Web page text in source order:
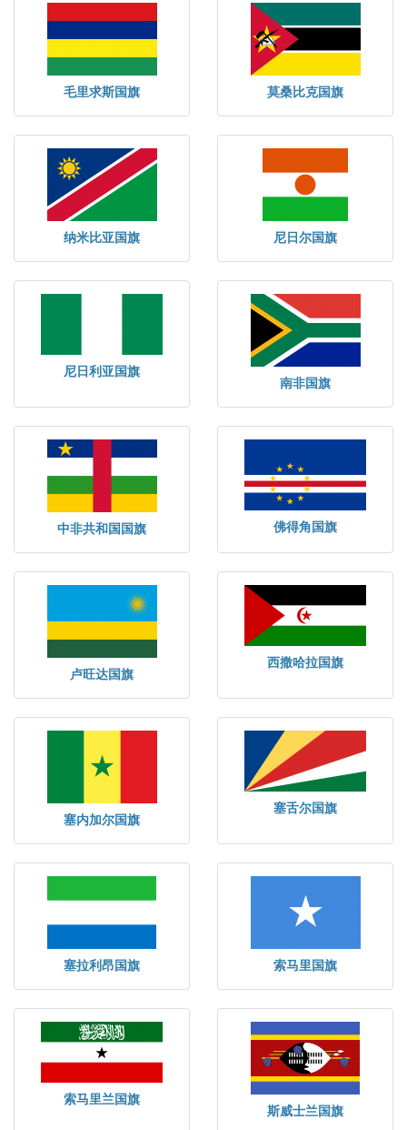
毛里求斯国旗 莫桑比克国旗
纳米比亚国旗 尼日尔国旗
尼日利亚国旗
南非国旗
中非共和国国旗 佛得角国旗
卢旺达国旗
西撒哈拉国旗
塞内加尔国旗
塞舌尔国旗
塞拉利昂国旗 索马里国旗
索马里兰国旗
斯威士兰国旗